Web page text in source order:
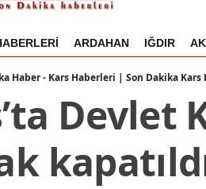
ARDAHAN IĞDIR
Haber - Kars Haberleri | Son Dakika Kars
Devlet